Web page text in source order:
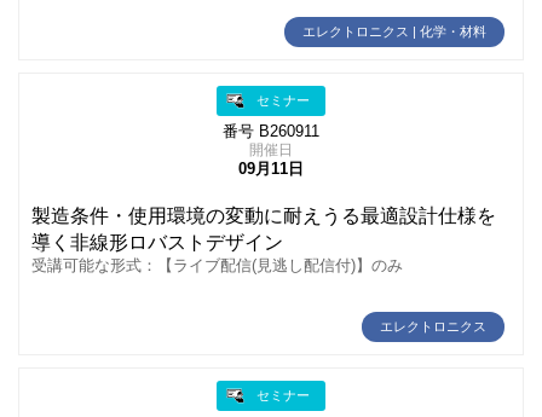
エレクトロニクス | 化学・材料
セミナー
番号 B260911
開催日
09月11日
製造条件・使用環境の変動に耐えうる最適設計仕様を
導く非線形ロバストデザイン
受講可能な形式：【ライブ配信(見逃し配信付)】のみ
エレクトロニクス
セミナー